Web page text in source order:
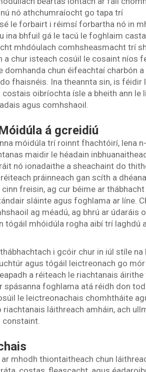
nó athchumraíocht go tapa trí
le forbairt i réimsí forbartha nó in
ina bhfuil gá le tacú le foghlaim
mhdóulach comhsheasmacht trí
chur isteach cosúil le cosaint níos
chun éifeachtaí charbón
fhaisnéis. Ina theannta sin, is féidir
oibríochta ísle a bheith ann le
agus comhshaoil.
á gcreidiú
móidúla trí roinnt fhachtóirí, lena
maidir le héadain
nó ionadaithe a sheachaint do
práinneach gan scíth a
freisin, ag cur béime ar thábhacht
sláinte agus foghlama ar líne.
ag méadú, ag bhrú ar údaráis
tógáil mhóidúla rogha aibí trí laghdú
i gcóir chur in iúl stíle
agus tógáil leictreonach go
a réiteach le riachtanais áirithe
spásanna foghlama atá réidh don
le leictreonachais chomhtháite
láithreach amháin, ach
mhodh thiontaitheach chun